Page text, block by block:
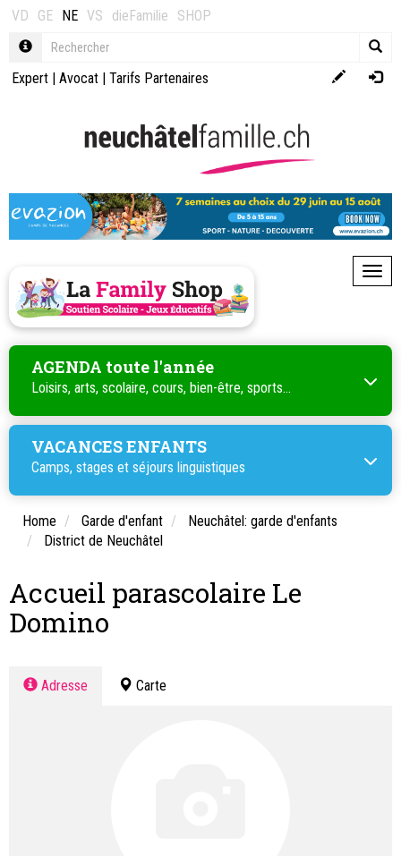
VD GE NE VS dieFamilie SHOP
Expert | Avocat | Tarifs Partenaires
AGENDA toute l'année
Loisirs, arts, scolaire, cours, bien-être, sports...
VACANCES ENFANTS
Camps, stages et séjours linguistiques
Home Garde d'enfant
Neuchâtel: garde d'enfants
District de Neuchâtel
Accueil parascolaire Le
Domino
Adresse Carte